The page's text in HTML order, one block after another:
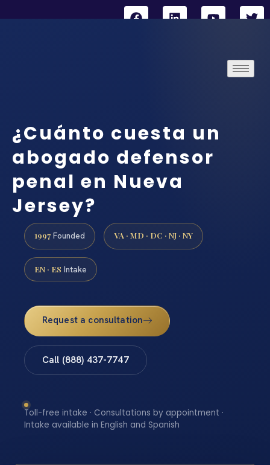
¿Cuánto cuesta un
abogado defensor
penal en Nueva
Jersey?
1997 Founded VA · MD · DC · NJ · NY
EN · ES Intake
Request a consultation
Call (888) 437-7747
Toll-free intake · Consultations by appointment ·
Intake available in English and Spanish